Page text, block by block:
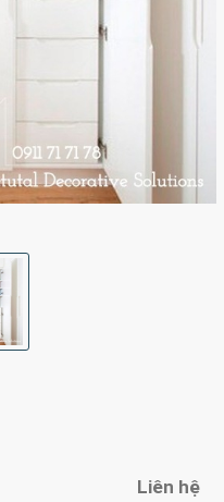
Liên hệ